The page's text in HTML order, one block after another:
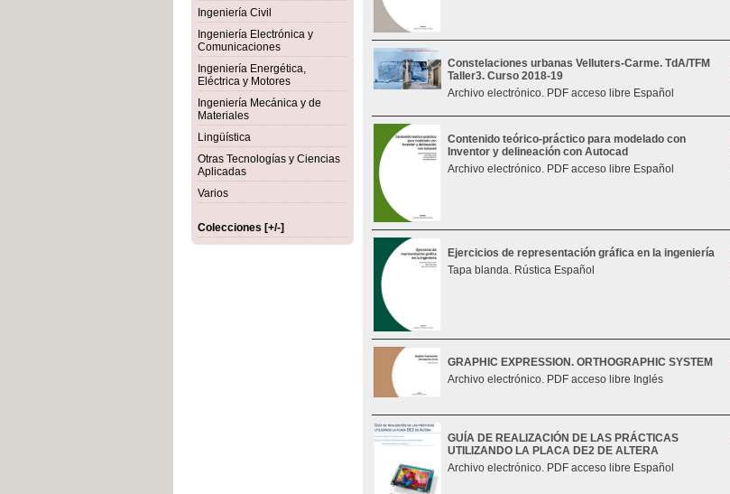
Ingeniería Civil
Ingeniería Electrónica y
Comunicaciones
Ingeniería Energética,
Eléctrica y Motores
Ingeniería Mecánica y de
Materiales
Lingüística
Otras Tecnologías y Ciencias
Aplicadas
Varios
Colecciones [+/-]
Constelaciones urbanas Velluters-Carme. TdA/TFM
Taller3. Curso 2018-19
Archivo electrónico. PDF acceso libre Español
Contenido teórico-práctico para modelado con
Inventor y delineación con Autocad
Archivo electrónico. PDF acceso libre Español
Ejercicios de representación gráfica en la ingeniería
Tapa blanda. Rústica Español
GRAPHIC EXPRESSION. ORTHOGRAPHIC SYSTEM
Archivo electrónico. PDF acceso libre Inglés
GUÍA DE REALIZACIÓN DE LAS PRÁCTICAS
UTILIZANDO LA PLACA DE2 DE ALTERA
Archivo electrónico. PDF acceso libre Español